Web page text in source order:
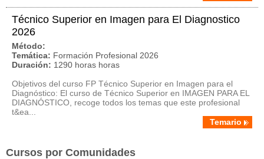
Técnico Superior en Imagen para El Diagnostico
2026
Método:
Temática: Formación Profesional 2026
Duración: 1290 horas horas
Objetivos del curso FP Técnico Superior en Imagen para el
Diagnóstico: El curso de Técnico Superior en IMAGEN PARA EL
DIAGNÓSTICO, recoge todos los temas que este profesional
t&ea...
Temario
Cursos por Comunidades